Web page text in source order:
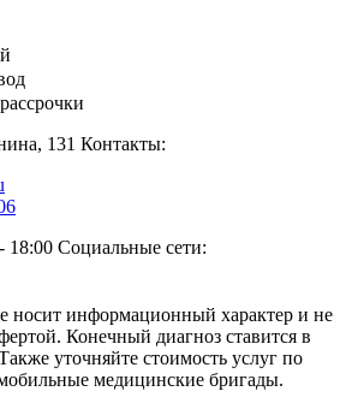
131 Контакты:
18:00 Социальные сети:
носит информационный характер и не
Конечный диагноз ставится в
уточняйте стоимость услуг по
медицинские бригады.